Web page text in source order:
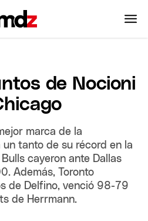
de Nocioni
marca de la
tanto de su récord en la
cayeron ante Dallas
Además, Toronto
de Delfino, venció 98-79
de Herrmann.